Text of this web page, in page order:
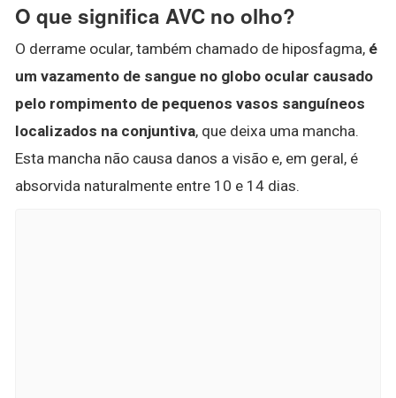
O que significa AVC no olho?
O derrame ocular, também chamado de hiposfagma, é
um vazamento de sangue no globo ocular causado
pelo rompimento de pequenos vasos sanguíneos
localizados na conjuntiva, que deixa uma mancha.
Esta mancha não causa danos a visão e, em geral, é
absorvida naturalmente entre 10 e 14 dias.